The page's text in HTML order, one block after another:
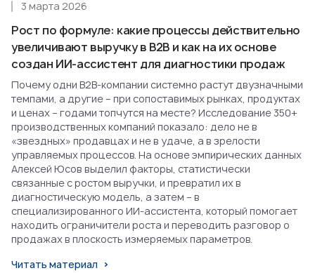
Рост по формуле: какие процессы действительно
увеличивают выручку в B2B и как на их основе
создан ИИ-ассистент для диагностики продаж
3 марта 2026
Почему одни B2B-компании системно растут двузначными
темпами, а другие – при сопоставимых рынках, продуктах
и ценах – годами топчутся на месте? Исследование 350+
производственных компаний показало: дело не в
«звездных» продавцах и не в удаче, а в зрелости
управляемых процессов. На основе эмпирических данных
Алексей Юсов выделил факторы, статистически
связанные с ростом выручки, и превратил их в
диагностическую модель, а затем – в
специализированного ИИ-ассистента, который помогает
находить ограничители роста и переводить разговор о
продажах в плоскость измеряемых параметров.
Читать материал